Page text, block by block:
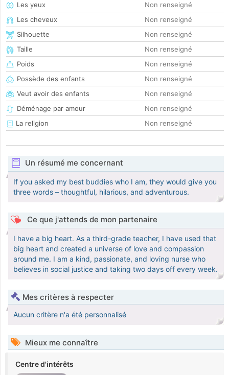
Les yeux
Non renseigné
Les cheveux
Non renseigné
Silhouette
Non renseigné
Taille
Non renseigné
Poids
Non renseigné
Possède des enfants
Non renseigné
Veut avoir des enfants
Non renseigné
Déménage par amour
Non renseigné
La religion
Non renseigné
Un résumé me concernant
If you asked my best buddies who I am, they would give you
three words – thoughtful, hilarious, and adventurous.
Ce que j'attends de mon partenaire
I have a big heart. As a third-grade teacher, I have used that
big heart and created a universe of love and compassion
around me. I am a kind, passionate, and loving nurse who
believes in social justice and taking two days off every week.
Mes critères à respecter
Aucun critère n'a été personnalisé
Mieux me connaître
Centre d'intérêts